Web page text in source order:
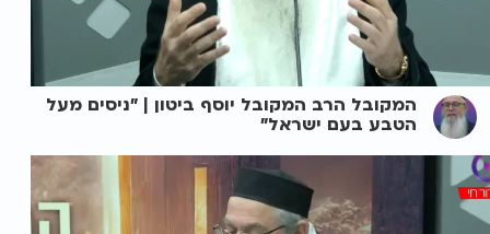
המקובל הרב המקובל יוסף ביטון | "ניסים מעל
הטבע בעם ישראל"